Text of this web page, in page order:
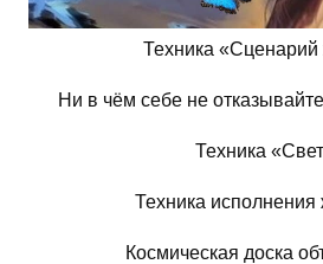
Техника «Сценарий
Ни в чём себе не
Техника
Техника исполнения
Космическая доска